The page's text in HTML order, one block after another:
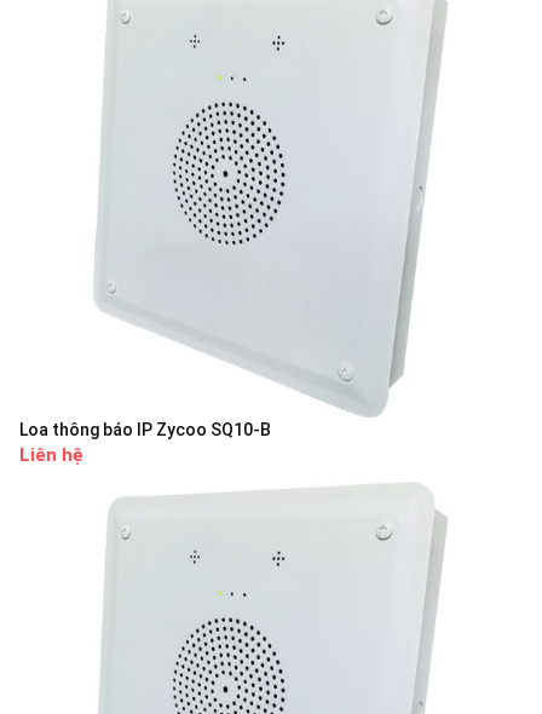
Loa thông báo IP Zycoo SQ10-B
Liên hệ